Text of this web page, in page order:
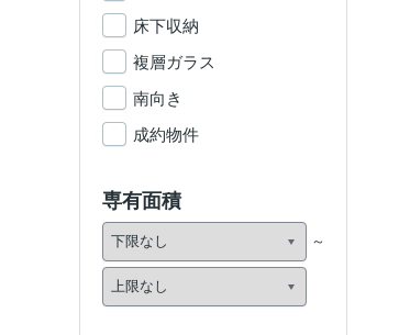
床下収納
複層ガラス
南向き
成約物件
専有面積